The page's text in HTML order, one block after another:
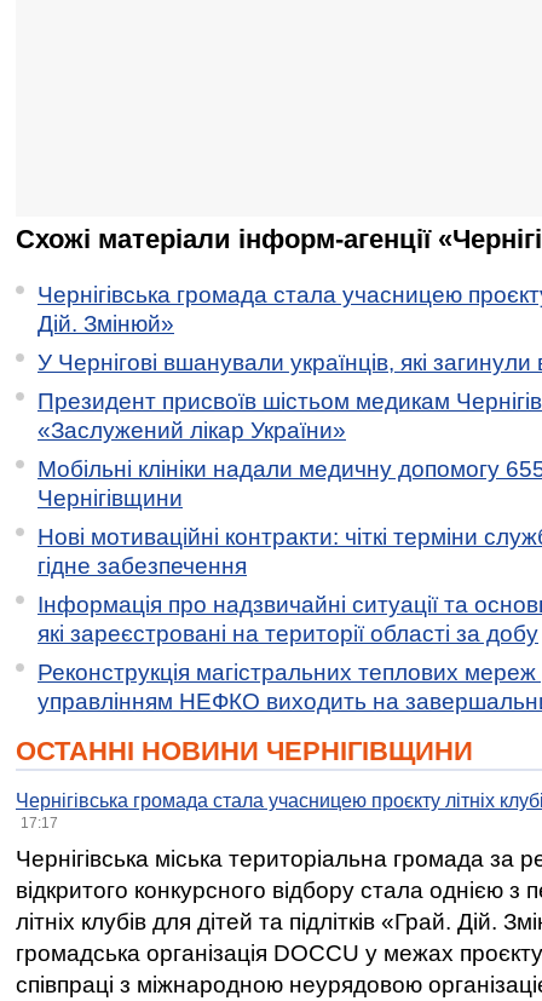
Схожі матеріали інформ-агенції
Чернігівська громада стала учасницею
Дій. Змінюй»
У Чернігові вшанували українців, які загинули
Президент присвоїв шістьом медикам
«Заслужений лікар України»
Мобільні клініки надали медичну допомогу
Чернігівщини
Нові мотиваційні контракти: чіткі терміни
гідне забезпечення
Інформація про надзвичайні ситуації та
які зареєстровані на території області за добу
Реконструкція магістральних теплових мереж
управлінням НЕФКО виходить на
ОСТАННІ НОВИНИ ЧЕРНІГІВЩИНИ
Чернігівська громада стала учасницею проєкту літніх
17:17
Чернігівська міська територіальна громада за
відкритого конкурсного відбору стала однією
літніх клубів для дітей та підлітків «Грай. Дій.
громадська організація DOCCU у межах
співпраці з міжнародною неурядовою